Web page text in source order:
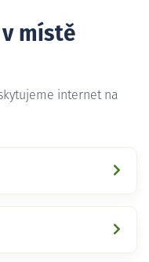
místě
internet na